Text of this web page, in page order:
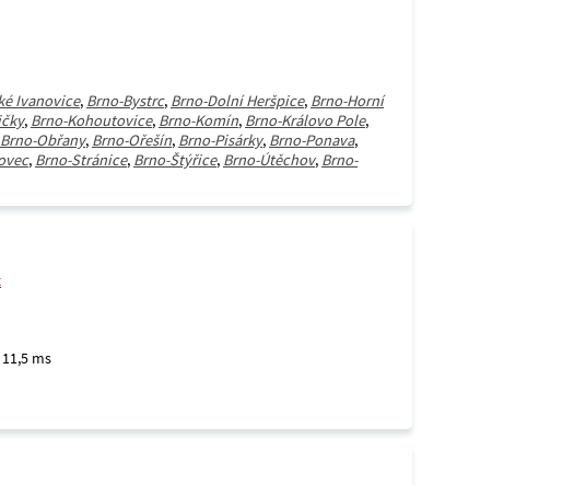
Ivanovice, Brno-Bystrc, Brno-Dolní Heršpice, Brno-Horní
, Brno-Kohoutovice, Brno-Komín, Brno-Královo Pole,
Brno-Obřany, Brno-Ořešín, Brno-Pisárky, Brno-Ponava,
, Brno-Stránice, Brno-Štýřice, Brno-Útěchov, Brno-
ms